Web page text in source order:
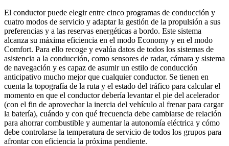
El conductor puede elegir entre cinco programas de conducción y
cuatro modos de servicio y adaptar la gestión de la propulsión a sus
preferencias y a las reservas energéticas a bordo. Este sistema
alcanza su máxima eficiencia en el modo Economy y en el modo
Comfort. Para ello recoge y evalúa datos de todos los sistemas de
asistencia a la conducción, como sensores de radar, cámara y sistema
de navegación y es capaz de asumir un estilo de conducción
anticipativo mucho mejor que cualquier conductor. Se tienen en
cuenta la topografía de la ruta y el estado del tráfico para calcular el
momento en que el conductor debería levantar el pie del acelerador
(con el fin de aprovechar la inercia del vehículo al frenar para cargar
la batería), cuándo y con qué frecuencia debe cambiarse de relación
para ahorrar combustible y aumentar la autonomía eléctrica y cómo
debe controlarse la temperatura de servicio de todos los grupos para
afrontar con eficiencia la próxima pendiente.